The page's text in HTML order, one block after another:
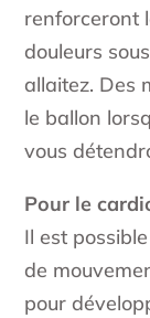
renforceront
douleurs
allaitez. Des
le ballon
vous
Pour le
Il est
de
pour